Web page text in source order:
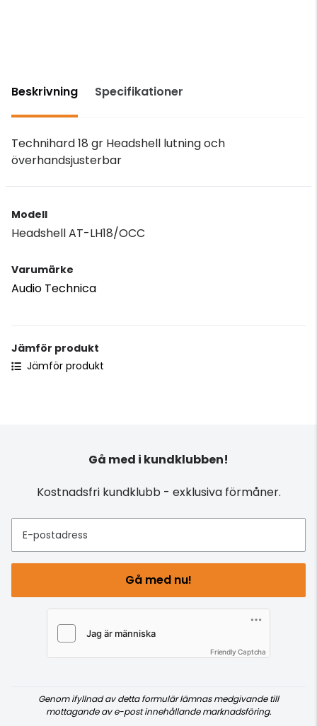
Beskrivning Specifikationer
Technihard 18 gr Headshell lutning och
överhandsjusterbar
Modell
Headshell AT-LH18/OCC
Varumärke
Audio Technica
Jämför produkt
Jämför produkt
Gå med i kundklubben!
Kostnadsfri kundklubb - exklusiva förmåner.
E-postadress
Gå med nu!
Friendly Captcha
Genom ifyllnad av detta formulär lämnas medgivande till
mottagande av e-post innehållande marknadsföring.